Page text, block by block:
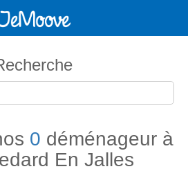
0 déménageur à
En Jalles